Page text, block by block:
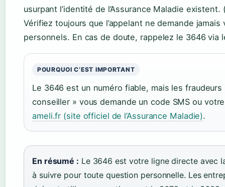
usurpant l’identité de l’Assurance Maladie existent.
Vérifiez toujours que l’appelant ne demande
personnels. En cas de doute, rappelez le 3646 via
POURQUOI C’EST IMPORTANT
Le 3646 est un numéro fiable, mais les
conseiller » vous demande un code SMS ou
ameli.fr (site officiel de l’Assurance Maladie).
En résumé : Le 3646 est votre ligne directe avec
à suivre pour toute question personnelle. Les